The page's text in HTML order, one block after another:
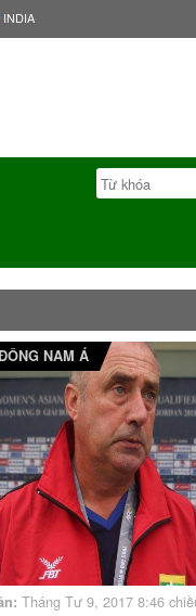
INDIA
NAM Á
Tháng Tư 9, 2017 8:46